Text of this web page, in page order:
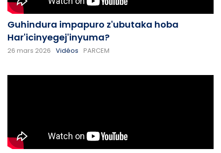
Guhindura impapuro z'ubutaka hoba
Har'icinyegej'inyuma?
26 mars 2026 Vidéos PARCEM